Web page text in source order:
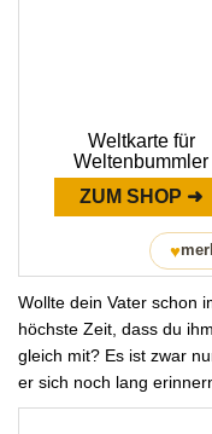
Weltkarte für
Weltenbummler
ZUM SHOP ➜
♥
Wollte dein Vater schon
höchste Zeit, dass du
gleich mit? Es ist zwar
er sich noch lang